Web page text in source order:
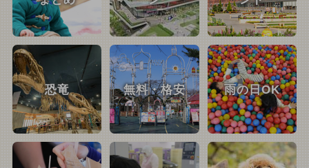
恐竜 無料・格安 雨の日OK